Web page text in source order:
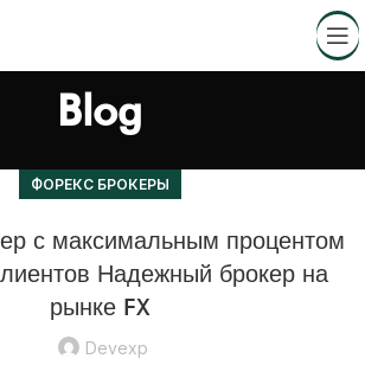
Blog
ФОРЕКС БРОКЕРЫ
с максимальным процентом
Надежный брокер на
рынке FX
Devexp